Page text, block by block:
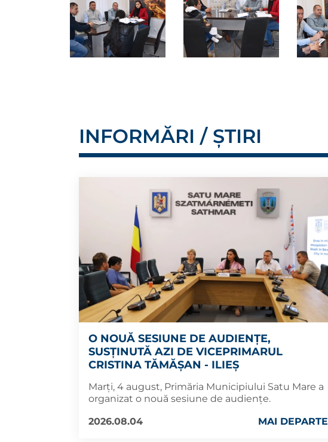
INFORMĂRI / ȘTIRI
O NOUĂ SESIUNE DE AUDIENȚE,
SUSȚINUTĂ AZI DE VICEPRIMARUL
CRISTINA TĂMĂȘAN - ILIEȘ
Marți, 4 august, Primăria Municipiului Satu Mare a
organizat o nouă sesiune de audiențe.
2026.08.04
MAI DEPARTE